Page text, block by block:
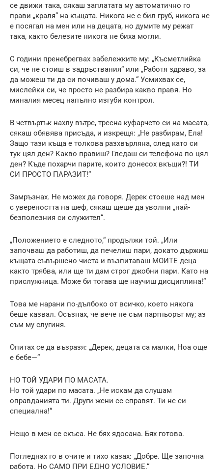
се движи така, сякаш заплатата му автоматично го
прави „краля“ на къщата. Никога не е бил груб, никога не
е посягал на мен или на децата, но думите му режат
така, както белезите никога не биха могли.
С години пренебрегвах забележките му: „Късметлийка
си, че не стоиш в задръствания“ или „Работя здраво, за
да можеш ти да си почиваш у дома.“ Усмихвах се,
мислейки си, че просто не разбира какво правя. Но
миналия месец напълно изгуби контрол.
В четвъртък нахлу вътре, тресна куфарчето си на масата,
сякаш обявява присъда, и изкрещя: „Не разбирам, Ела!
Защо тази къща е толкова разхвърляна, след като си
тук цял ден? Какво правиш? Гледаш си телефона по цял
ден? Къде похарчи парите, които донесох вкъщи?! ТИ
СИ ПРОСТО ПАРАЗИТ!“
Замръзнах. Не можех да говоря. Дерек стоеше над мен
с увереността на шеф, сякаш щеше да уволни „най-
безполезния си служител“.
„Положението е следното,“ продължи той. „Или
започваш да работиш, да печелиш пари, докато държиш
къщата съвършено чиста и възпитаваш МОИТЕ деца
както трябва, или ще ти дам строг джобни пари. Като на
прислужница. Може би тогава ще научиш дисциплина!“
Това ме нарани по-дълбоко от всичко, което някога
беше казвал. Осъзнах, че вече не съм партньорът му; аз
съм му слугиня.
Опитах се да възразя: „Дерек, децата са малки, Ноа още
е бебе—“
НО ТОЙ УДАРИ ПО МАСАТА.
Но той удари по масата. „Не искам да слушам
оправданията ти. Други жени се справят. Ти не си
специална!“
Нещо в мен се скъса. Не бях ядосана. Бях готова.
Погледнах го в очите и тихо казах: „Добре. Ще започна
работа. Но САМО ПРИ ЕДНО УСЛОВИЕ.“